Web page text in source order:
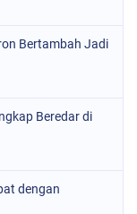
Bertambah Jadi
Beredar di
dengan